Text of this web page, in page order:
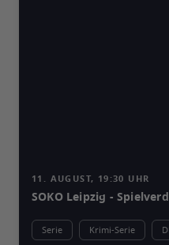
11. AUGUST, 19:30 UHR
SOKO Leipzig -
Serie Krimi-Serie